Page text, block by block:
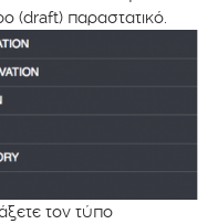
(draft) παραστατικό.
τον τύπο